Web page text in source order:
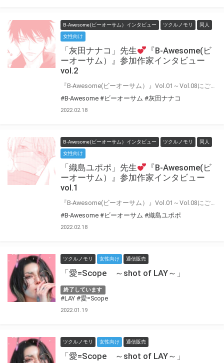
B-Awesome(ビーオーサム）インタビュー ツクルノモリ 同人
女性向け
「灰田ナナコ」先生
『B-Awesome(ビ
ーオーサム）』参加作家インタビュー
vol.2
#B-Awesome #ビーオーサム #灰田ナナコ
2022.02.18
B-Awesome(ビーオーサム）インタビュー ツクルノモリ 同人
女性向け
「織島ユポポ」先生
『B-Awesome(ビ
ーオーサム）』参加作家インタビュー
vol.1
#B-Awesome #ビーオーサム #織島ユポポ
2022.02.18
ツクルノモリ 女性向け 通信販売
「愛=Scope ～shot of LAY～」
終了しています
#LAY #愛=Scope
2022.01.19
ツクルノモリ 女性向け 通信販売
「愛=Scope ～shot of LAY～」